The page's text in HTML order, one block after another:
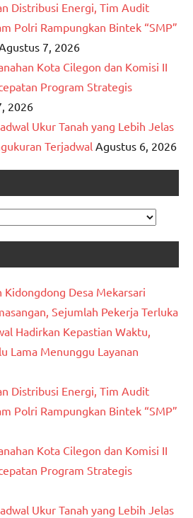
Distribusi Energi, Tim Audit
Polri Rampungkan Bintek “SMP”
7, 2026
Kota Cilegon dan Komisi II
Program Strategis
2026
Ukur Tanah yang Lebih Jelas
Terjadwal Agustus 6, 2026
Kidongdong Desa Mekarsari
Sejumlah Pekerja Terluka
Hadirkan Kepastian Waktu,
Lama Menunggu Layanan
Distribusi Energi, Tim Audit
Polri Rampungkan Bintek “SMP”
Kota Cilegon dan Komisi II
Program Strategis
Ukur Tanah yang Lebih Jelas